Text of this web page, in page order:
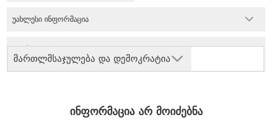
მართლმსაჯულება და დემოკრატია
უახლესი ინფორმაცია
ინფორმაცია არ მოიძებნა